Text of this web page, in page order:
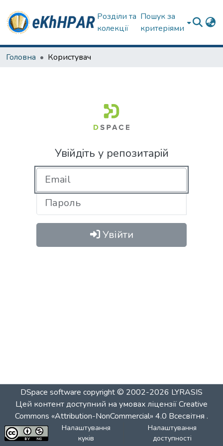
Розділи та
колекції
Пошук за
критеріями
Головна Користувач
Увійдіть у репозитарій
Увійти
DSpace software copyright © 2002-2026 LYRASIS
Цей контент доступний на умовах ліцензіїCreative
Commons «Attribution-NonCommercial» 4.0 Всесвітня .
Налаштування
куків
Налаштування
доступності